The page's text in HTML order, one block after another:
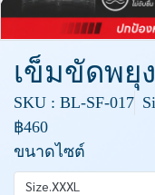
เข็มขัดพยุ
SKU : BL-SF-017
฿460
ขนาดไซต์
Size.XXXL